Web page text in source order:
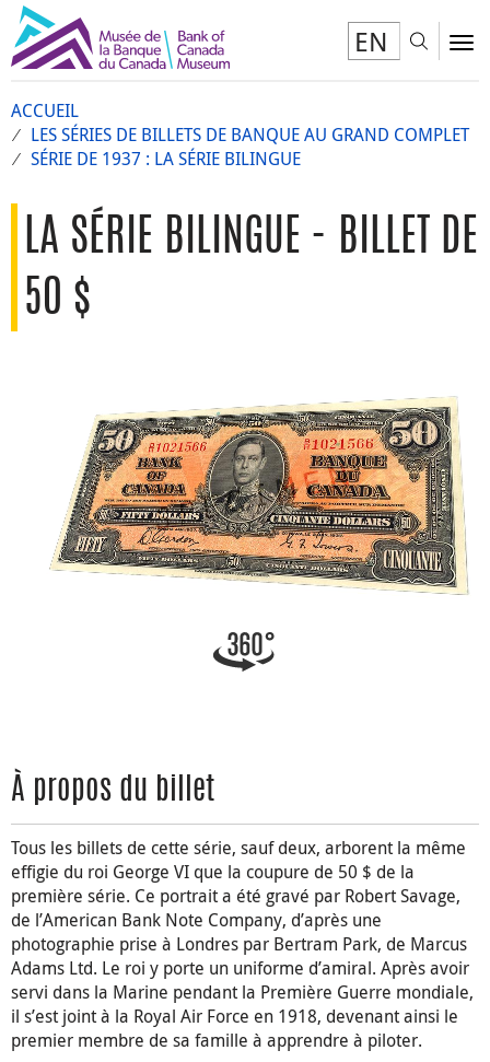
EN
ACCUEIL
LES SÉRIES DE BILLETS DE BANQUE AU GRAND COMPLET
SÉRIE DE 1937 : LA SÉRIE BILINGUE
LA SÉRIE BILINGUE - BILLET DE
50 $
À propos du billet
Tous les billets de cette série, sauf deux, arborent la même
effigie du roi George VI que la coupure de 50 $ de la
première série. Ce portrait a été gravé par Robert Savage,
de l’American Bank Note Company, d’après une
photographie prise à Londres par Bertram Park, de Marcus
Adams Ltd. Le roi y porte un uniforme d’amiral. Après avoir
servi dans la Marine pendant la Première Guerre mondiale,
il s’est joint à la Royal Air Force en 1918, devenant ainsi le
premier membre de sa famille à apprendre à piloter.